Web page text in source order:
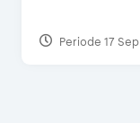
Periode 17